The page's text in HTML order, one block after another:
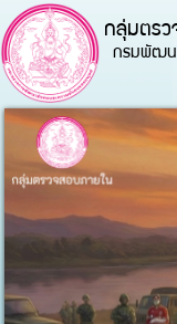
กลุ่มตรว
กรมพัฒนา